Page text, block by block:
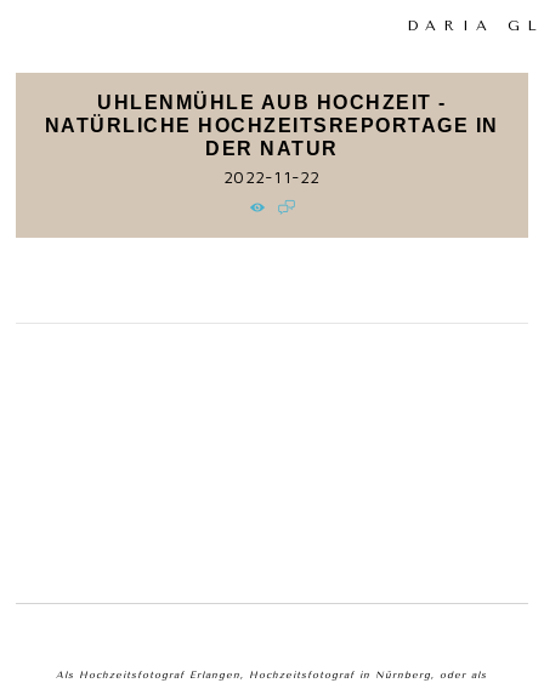
DARIA
UHLENMÜHLE AUB HOCHZEIT -
NATÜRLICHE HOCHZEITSREPORTAGE IN
DER NATUR
2022-11-22
Als Hochzeitsfotograf Erlangen, Hochzeitsfotograf in Nürnberg, oder als